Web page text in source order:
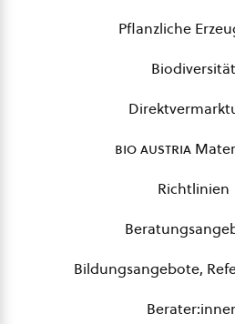
Pflanzliche
Biodiversität
bio austria
Richtlinien
Bildungsangebote,